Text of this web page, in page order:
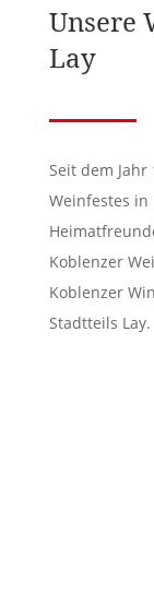
Unsere
Lay
Seit dem
Weinfestes in
Koblenzer
Koblenzer
Stadtteils Lay.